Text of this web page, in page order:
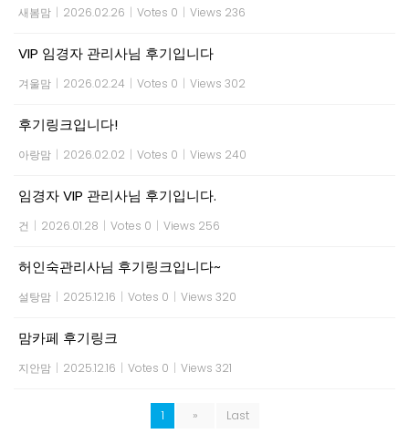
새봄맘 | 2026.02.26 | Votes 0 | Views 236
VIP 임경자 관리사님 후기입니다
겨울맘 | 2026.02.24 | Votes 0 | Views 302
후기링크입니다!
아랑맘 | 2026.02.02 | Votes 0 | Views 240
임경자 VIP 관리사님 후기입니다.
건 | 2026.01.28 | Votes 0 | Views 256
허인숙관리사님 후기링크입니다~
설탕맘 | 2025.12.16 | Votes 0 | Views 320
맘카페 후기링크
지안맘 | 2025.12.16 | Votes 0 | Views 321
1 » Last